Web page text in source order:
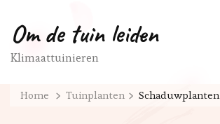
Om de tuin leiden
Klimaattuinieren
Home Tuinplanten Schaduwplanten